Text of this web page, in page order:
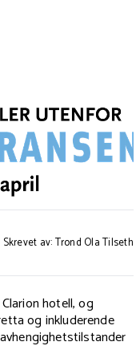
Skrevet av: Trond Ola Tilseth
hotell, og
og inkluderende